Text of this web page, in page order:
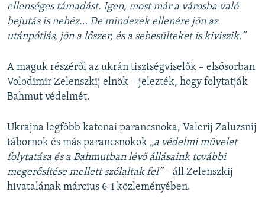
ellenséges támadást. Igen, most már a városba való
bejutás is nehéz… De mindezek ellenére jön az
utánpótlás, jön a lőszer, és a sebesülteket is kiviszik.”
A maguk részéről az ukrán tisztségviselők – elsősorban
Volodimir Zelenszkij elnök – jelezték, hogy folytatják
Bahmut védelmét.
Ukrajna legfőbb katonai parancsnoka, Valerij Zaluzsnij
tábornok és más parancsnokok „a védelmi művelet
folytatása és a Bahmutban lévő állásaink további
megerősítése mellett szólaltak fel”– áll Zelenszkij
hivatalának március 6-i közleményében.